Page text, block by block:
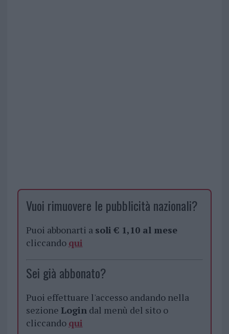
Vuoi rimuovere le pubblicità nazionali?
Puoi abbonarti a soli € 1,10 al mese
cliccando qui
Sei già abbonato?
Puoi effettuare l'accesso andando nella
sezione Logindal menù del sito o
cliccando qui